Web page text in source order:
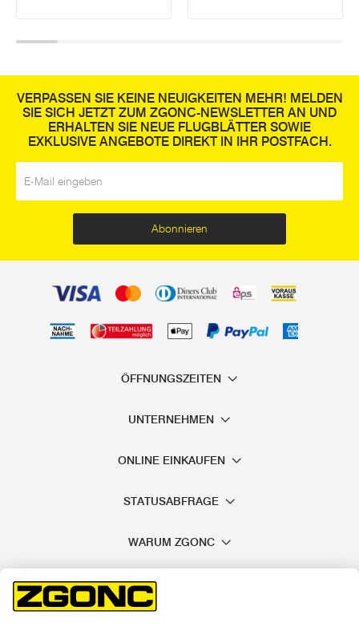
VERPASSEN SIE KEINE NEUIGKEITEN MEHR! MELDEN
SIE SICH JETZT ZUM ZGONC-NEWSLETTER AN UND
ERHALTEN SIE NEUE FLUGBLÄTTER SOWIE
EXKLUSIVE ANGEBOTE DIREKT IN IHR POSTFACH.
Abonnieren
ÖFFNUNGSZEITEN
UNTERNEHMEN
ONLINE EINKAUFEN
STATUSABFRAGE
WARUM ZGONC